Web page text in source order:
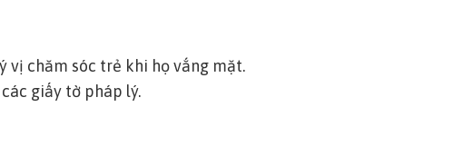
vị chăm sóc trẻ khi họ vắng mặt.
giấy tờ pháp lý.